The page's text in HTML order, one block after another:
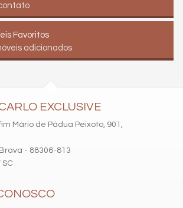
Favoritos
adicionados
EXCLUSIVE
Mário de Pádua Peixoto, 901,
- 88306-813
SC